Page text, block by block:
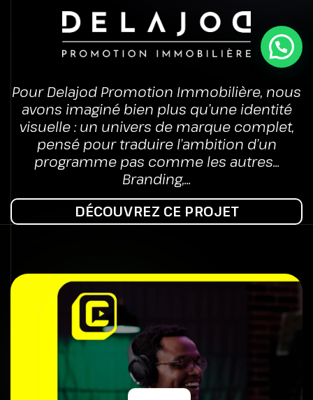
Pour Delajod Promotion Immobilière, nous
avons imaginé bien plus qu’une identité
visuelle : un univers de marque complet,
pensé pour traduire l’ambition d’un
programme pas comme les autres...
Branding,...
DÉCOUVREZ CE PROJET